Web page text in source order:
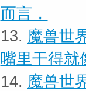
而言，
13. 魔兽世
嘴里干得就
14. 魔兽世